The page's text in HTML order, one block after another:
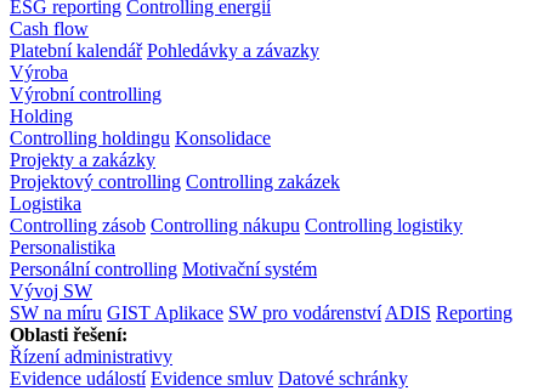
ESG reporting Controlling energií
Cash flow
Platební kalendář Pohledávky a závazky
Výroba
Výrobní controlling
Holding
Controlling holdingu Konsolidace
Projekty a zakázky
Projektový controlling Controlling zakázek
Logistika
Controlling zásob Controlling nákupu Controlling logistiky
Personalistika
Personální controlling Motivační systém
Vývoj SW
SW na míru GIST Aplikace SW pro vodárenství ADIS Reporting
Oblasti řešení:
Řízení administrativy
Evidence událostí Evidence smluv Datové schránky